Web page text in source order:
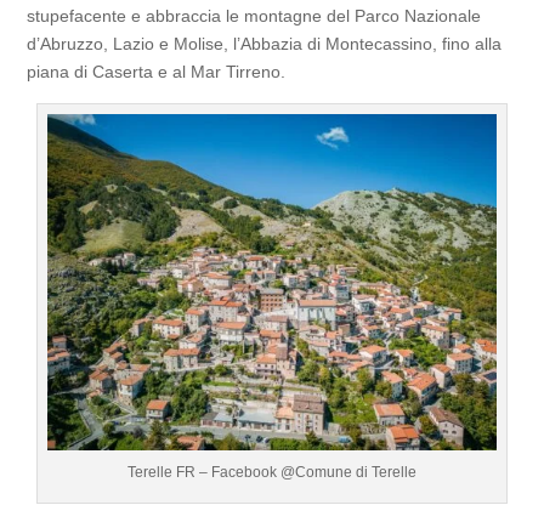
stupefacente e abbraccia le montagne del Parco Nazionale
d’Abruzzo, Lazio e Molise, l’Abbazia di Montecassino, fino alla
piana di Caserta e al Mar Tirreno.
Terelle FR – Facebook @Comune di Terelle